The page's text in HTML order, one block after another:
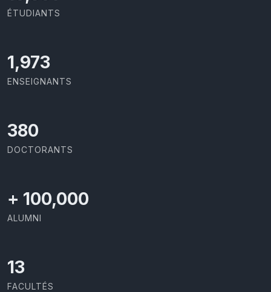
ÉTUDIANTS
2,086
ENSEIGNANTS
403
DOCTORANTS
+ 100,000
ALUMNI
13
FACULTÉS